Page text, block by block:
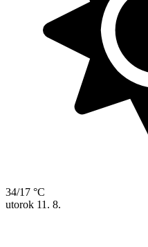
34/17 °C
utorok 11. 8.